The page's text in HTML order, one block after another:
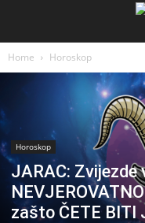
Home Horoskop
Horoskop
JARAC: Zvijezde
zašto ČETE BITI